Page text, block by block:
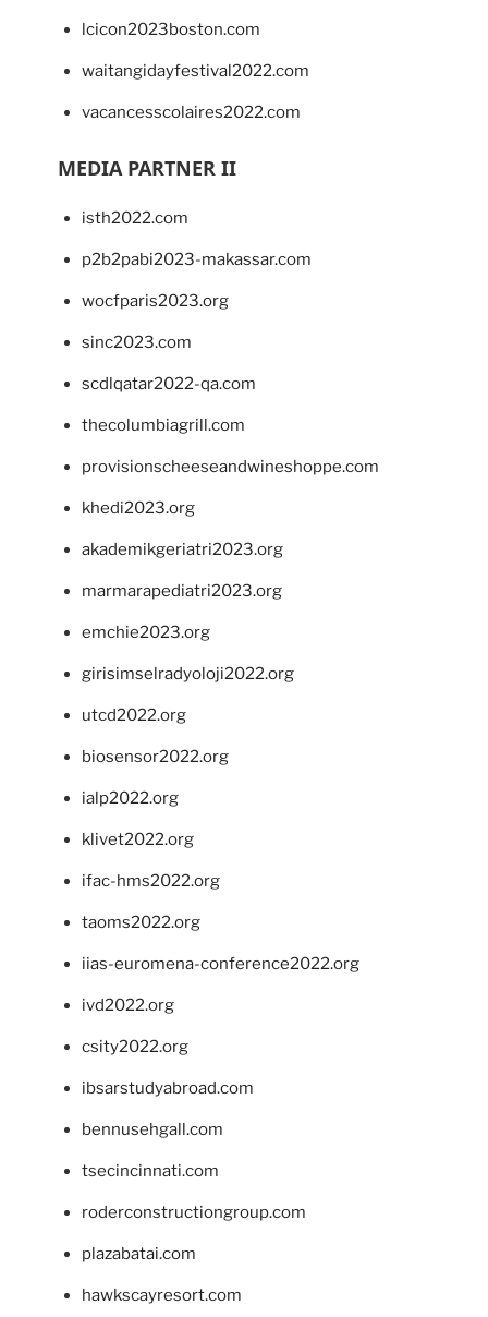
lcicon2023boston.com
waitangidayfestival2022.com
vacancesscolaires2022.com
MEDIA PARTNER II
isth2022.com
p2b2pabi2023-makassar.com
wocfparis2023.org
sinc2023.com
scdlqatar2022-qa.com
thecolumbiagrill.com
provisionscheeseandwineshoppe.com
khedi2023.org
akademikgeriatri2023.org
marmarapediatri2023.org
emchie2023.org
girisimselradyoloji2022.org
utcd2022.org
biosensor2022.org
ialp2022.org
klivet2022.org
ifac-hms2022.org
taoms2022.org
iias-euromena-conference2022.org
ivd2022.org
csity2022.org
ibsarstudyabroad.com
bennusehgall.com
tsecincinnati.com
roderconstructiongroup.com
plazabatai.com
hawkscayresort.com